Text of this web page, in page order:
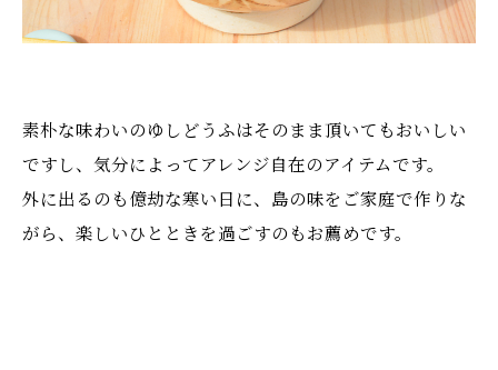
素朴な味わいのゆしどうふはそのまま頂いてもおいしい
ですし、気分によってアレンジ自在のアイテムです。
外に出るのも億劫な寒い日に、島の味をご家庭で作りな
がら、楽しいひとときを過ごすのもお薦めです。